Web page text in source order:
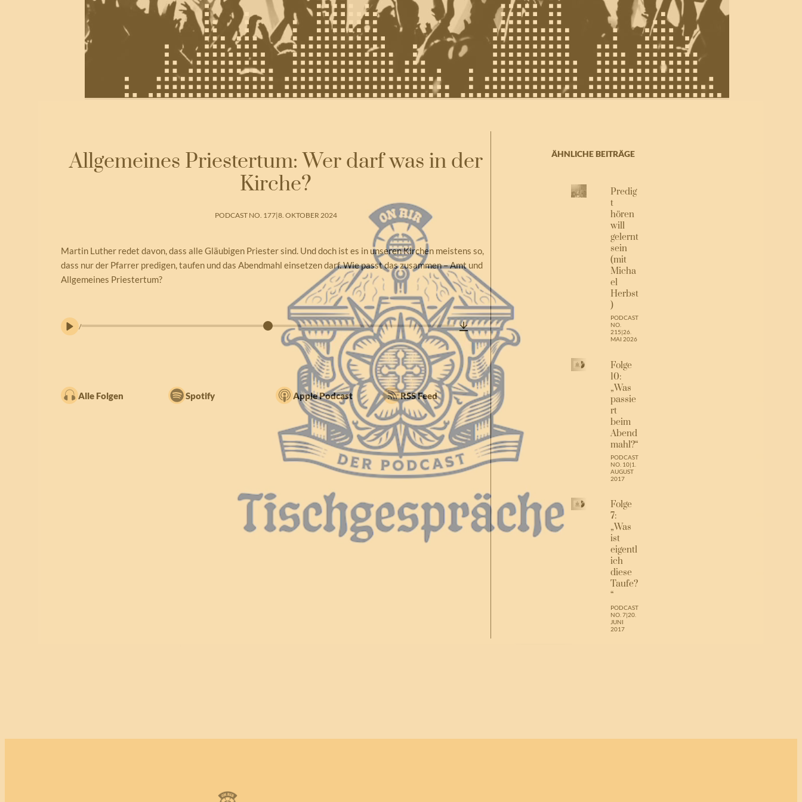
Allgemeines Priestertum: Wer darf was in der
Kirche?
PODCAST NO. 177|8. OKTOBER 2024
Martin Luther redet davon, dass alle Gläubigen Priester sind. Und doch ist es in unseren Kirchen meistens so,
dass nur der Pfarrer predigen, taufen und das Abendmahl einsetzen darf. Wie passt das zusammen – Amt und
Allgemeines Priestertum?
/
Alle Folgen Spotify Apple Podcast RSS Feed
ÄHNLICHE BEITRÄGE
Predig
t
hören
will
gelernt
sein
(mit
Micha
el
Herbst
)
PODCAST
NO.
215|26.
MAI 2026
Folge
10:
„Was
passie
rt
beim
Abend
mahl?“
PODCAST
NO. 10|1.
AUGUST
2017
Folge
7:
„Was
ist
eigentl
ich
diese
Taufe?
“
PODCAST
NO. 7|20.
JUNI
2017